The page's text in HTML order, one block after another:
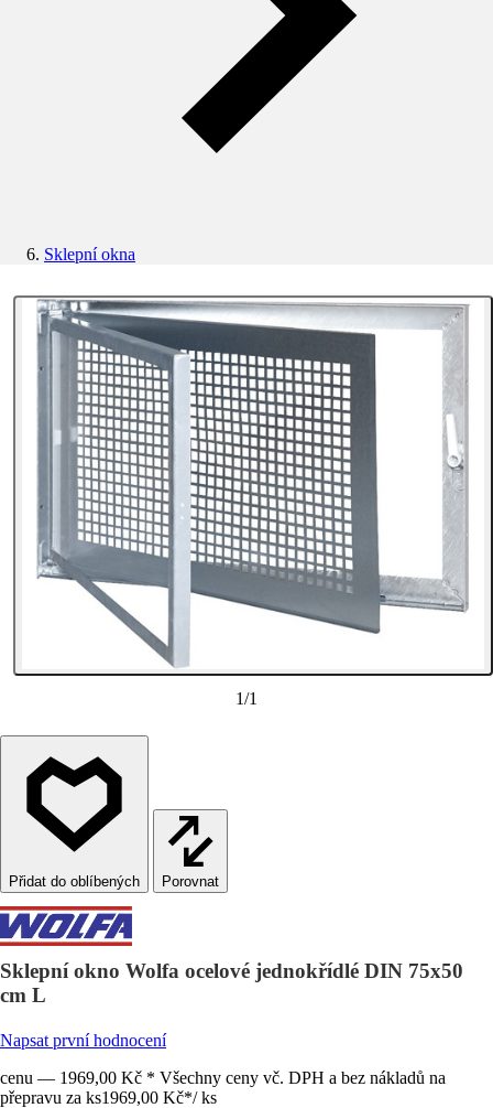
Sklepní okna
1/1
Porovnat
Sklepní okno Wolfa ocelové jednokřídlé DIN 75x50
cm L
Napsat první hodnocení
cenu — 1969,00 Kč * Všechny ceny vč. DPH a bez nákladů na
přepravu za ks1969,00 Kč*/ ks